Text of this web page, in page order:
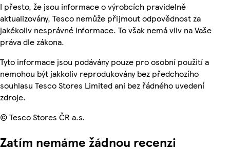
I přesto, že jsou informace o výrobcích pravidelně
aktualizovány, Tesco nemůže přijmout odpovědnost za
jakékoliv nesprávné informace. To však nemá vliv na Vaše
práva dle zákona.
Tyto informace jsou podávány pouze pro osobní použití a
nemohou být jakkoliv reprodukovány bez předchozího
souhlasu Tesco Stores Limited ani bez řádného uvedení
zdroje.
© Tesco Stores ČR a.s.
Zatím nemáme žádnou recenzi